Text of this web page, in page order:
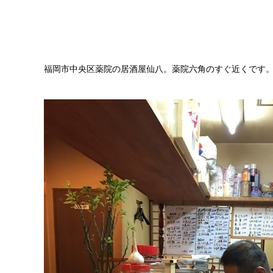
福岡市中央区薬院の居酒屋仙八。薬院六角のすぐ近くです